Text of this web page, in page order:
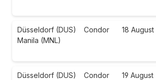
Düsseldorf (DUS)
Manila (MNL)
Condor 18 August
Düsseldorf (DUS)
Condor 19 August